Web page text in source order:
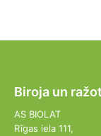
Biroja un
AS BIOLAT
Rīgas iela 111,